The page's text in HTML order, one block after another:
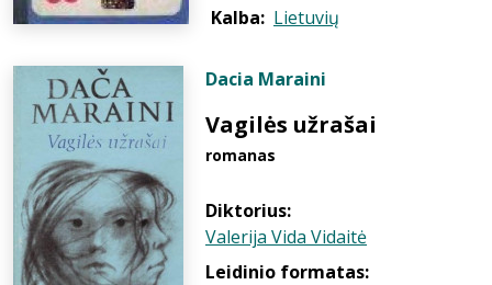
Kalba: Lietuvių
Dacia Maraini
Vagilės užrašai
romanas
Diktorius:
Valerija Vida Vidaitė
Leidinio formatas: